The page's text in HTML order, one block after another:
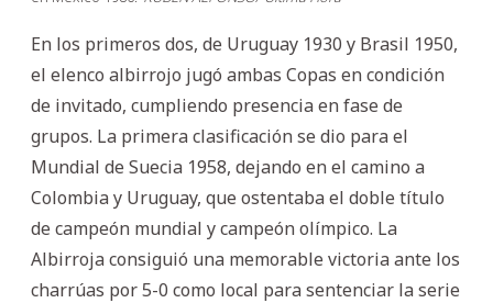
En los primeros dos, de Uruguay 1930 y Brasil 1950,
el elenco albirrojo jugó ambas Copas en condición
de invitado, cumpliendo presencia en fase de
grupos. La primera clasificación se dio para el
Mundial de Suecia 1958, dejando en el camino a
Colombia y Uruguay, que ostentaba el doble título
de campeón mundial y campeón olímpico. La
Albirroja consiguió una memorable victoria ante los
charrúas por 5-0 como local para sentenciar la serie